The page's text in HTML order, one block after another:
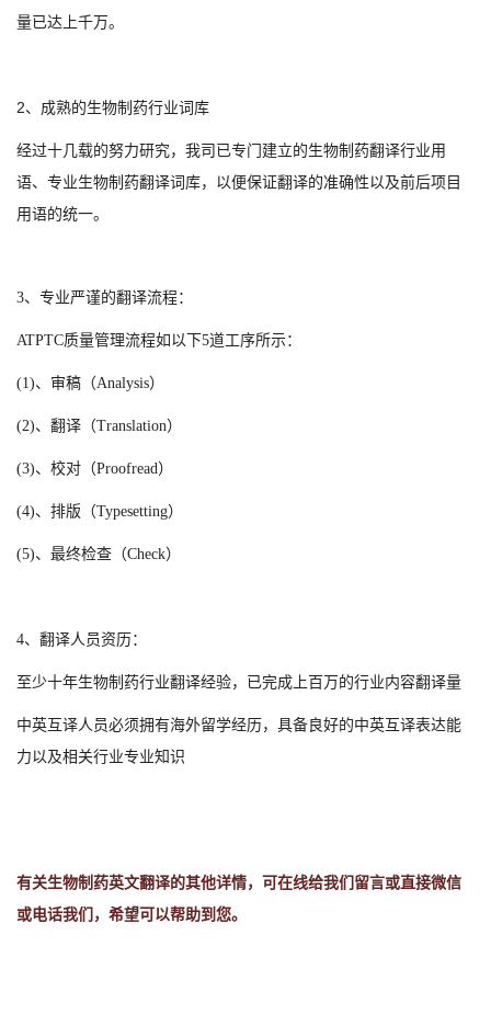
量已达上千万。
2、成熟的生物制药行业词库
经过十几载的努力研究，我司已专门建立的生物制药翻译行业用
语、专业生物制药翻译词库，以便保证翻译的准确性以及前后项目
用语的统一。
3、专业严谨的翻译流程：
ATPTC质量管理流程如以下5道工序所示：
(1)、审稿（Analysis）
(2)、翻译（Translation）
(3)、校对（Proofread）
(4)、排版（Typesetting）
(5)、最终检查（Check）
4、翻译人员资历：
至少十年生物制药行业翻译经验，已完成上百万的行业内容翻译量
中英互译人员必须拥有海外留学经历，具备良好的中英互译表达能
力以及相关行业专业知识
有关生物制药英文翻译的其他详情，可在线给我们留言或直接微信
或电话我们，希望可以帮助到您。